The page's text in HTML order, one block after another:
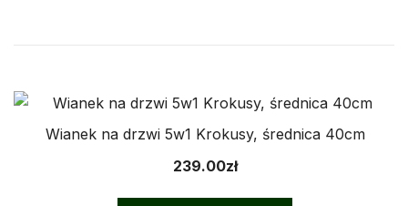
Wianek na drzwi 5w1 Krokusy, średnica 40cm
239.00zł